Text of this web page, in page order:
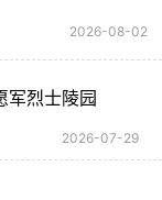
2026-08-02
军烈士陵园
2026-07-29